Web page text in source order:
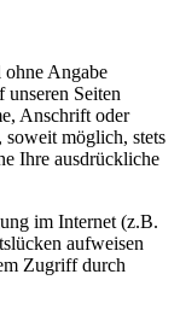
ohne Angabe
Seiten
Anschrift oder
möglich, stets
Ihre ausdrückliche
im Internet (z.B.
aufweisen
Zugriff durch